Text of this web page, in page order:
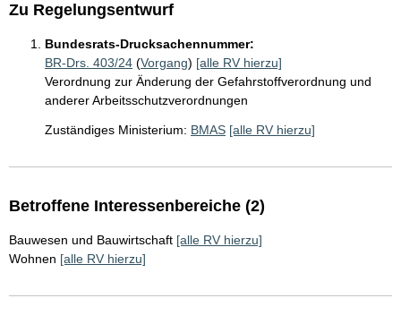
Zu Regelungsentwurf
Bundesrats-Drucksachennummer:
BR-Drs. 403/24 (Vorgang) [alle RV hierzu]
Verordnung zur Änderung der Gefahrstoffverordnung und
anderer Arbeitsschutzverordnungen
Zuständiges Ministerium: BMAS [alle RV hierzu]
Betroffene Interessenbereiche (2)
Bauwesen und Bauwirtschaft [alle RV hierzu]
Wohnen [alle RV hierzu]